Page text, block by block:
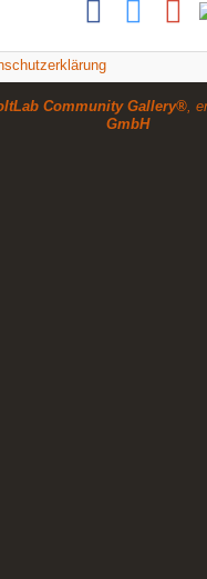
Community Gallery®,
GmbH